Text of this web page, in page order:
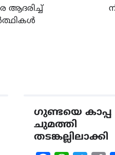
ആദരിച്ച്
ഗുണ്ടയെ കാപ്പ
ചുമത്തി
തടങ്കല്ലിലാക്കി